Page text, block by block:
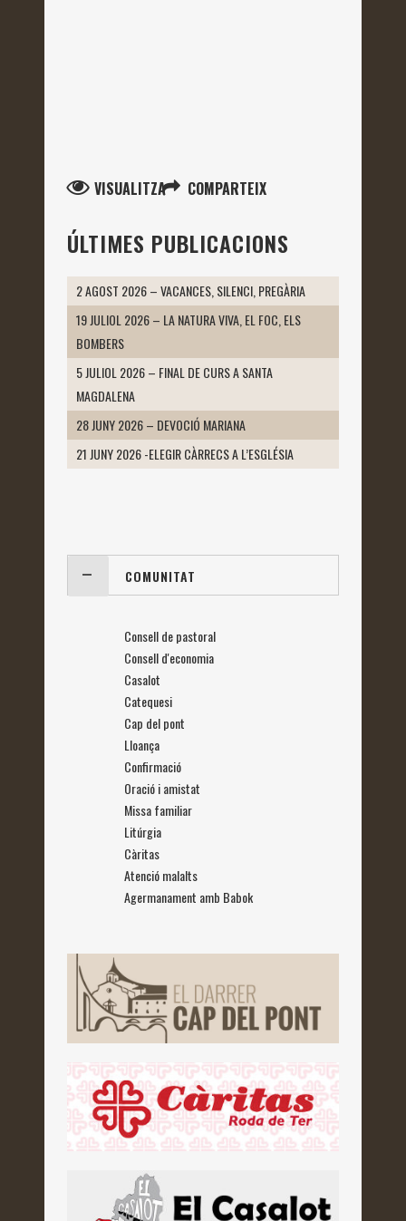
VISUALITZA COMPARTEIX
ÚLTIMES PUBLICACIONS
2 AGOST 2026 – VACANCES, SILENCI, PREGÀRIA
19 JULIOL 2026 – LA NATURA VIVA, EL FOC, ELS
BOMBERS
5 JULIOL 2026 – FINAL DE CURS A SANTA
MAGDALENA
28 JUNY 2026 – DEVOCIÓ MARIANA
21 JUNY 2026 -ELEGIR CÀRRECS A L’ESGLÉSIA
COMUNITAT
Consell de pastoral
Consell d'economia
Casalot
Catequesi
Cap del pont
Lloança
Confirmació
Oració i amistat
Missa familiar
Litúrgia
Càritas
Atenció malalts
Agermanament amb Babok